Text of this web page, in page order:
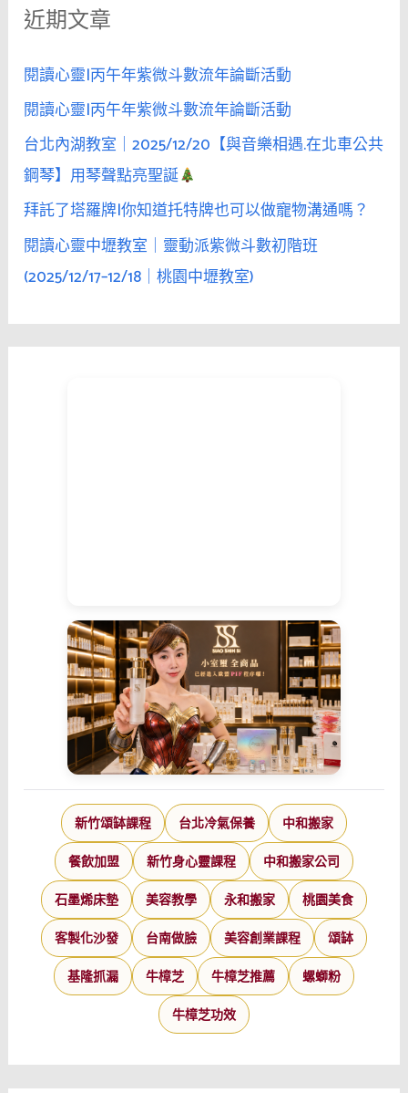
回
和
吸
引
喜
歡
的
人？
用
好
業
力
字
近期文章
閱讀心靈|丙午年紫微斗數流年論斷活動
閱讀心靈|丙午年紫微斗數流年論斷活動
台北內湖教室｜2025/12/20【與音樂相遇.在北車公共
鋼琴】用琴聲點亮聖誕
拜託了塔羅牌|你知道托特牌也可以做寵物溝通嗎？
閱讀心靈中壢教室｜靈動派紫微斗數初階班
(2025/12/17–12/18｜桃園中壢教室)
新竹頌缽課程 台北冷氣保養 中和搬家
餐飲加盟 新竹身心靈課程 中和搬家公司
石墨烯床墊 美容教學 永和搬家 桃園美食
客製化沙發 台南做臉 美容創業課程 頌缽
基隆抓漏 牛樟芝 牛樟芝推薦 螺螄粉
牛樟芝功效